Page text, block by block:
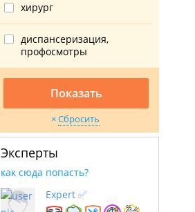
хирург
диспансеризация,
профосмотры
Показать
Сбросить
Эксперты
как сюда попасть?
Expert ✅